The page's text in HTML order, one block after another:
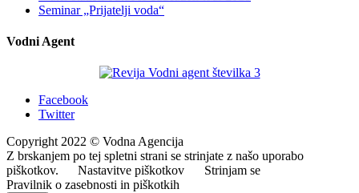
Seminar „Prijatelji voda“
Vodni Agent
Facebook
Twitter
Copyright 2022 © Vodna Agencija
Z brskanjem po tej spletni strani se strinjate z našo uporabo
piškotkov.
Nastavitve piškotkov
Strinjam se
Pravilnik o zasebnosti in piškotkih